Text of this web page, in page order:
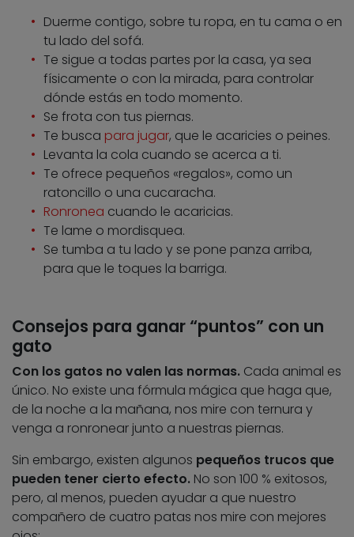
Duerme contigo, sobre tu ropa, en tu cama o en
tu lado del sofá.
Te sigue a todas partes por la casa, ya sea
físicamente o con la mirada, para controlar
dónde estás en todo momento.
Se frota con tus piernas.
Te busca para jugar, que le acaricies o peines.
Levanta la cola cuando se acerca a ti.
Te ofrece pequeños «regalos», como un
ratoncillo o una cucaracha.
Ronronea cuando le acaricias.
Te lame o mordisquea.
Se tumba a tu lado y se pone panza arriba,
para que le toques la barriga.
Consejos para ganar “puntos” con un
gato
Con los gatos no valen las normas. Cada animal es
único. No existe una fórmula mágica que haga que,
de la noche a la mañana, nos mire con ternura y
venga a ronronear junto a nuestras piernas.
Sin embargo, existen algunos pequeños trucos que
pueden tener cierto efecto. No son 100 % exitosos,
pero, al menos, pueden ayudar a que nuestro
compañero de cuatro patas nos mire con mejores